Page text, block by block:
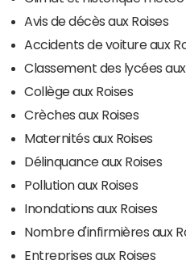
Avis de décès aux Roises
Accidents de voiture aux
Classement des lycées aux
Collège aux Roises
Crèches aux Roises
Maternités aux Roises
Délinquance aux Roises
Pollution aux Roises
Inondations aux Roises
Nombre d'infirmières aux
Entreprises aux Roises